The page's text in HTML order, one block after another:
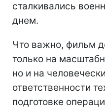
сталкивались
днем.
Что важно, фильм
только на
но и на
ответственности
подготовке